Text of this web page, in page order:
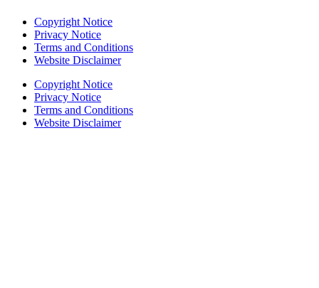
Copyright Notice
Privacy Notice
Terms and Conditions
Website Disclaimer
Copyright Notice
Privacy Notice
Terms and Conditions
Website Disclaimer